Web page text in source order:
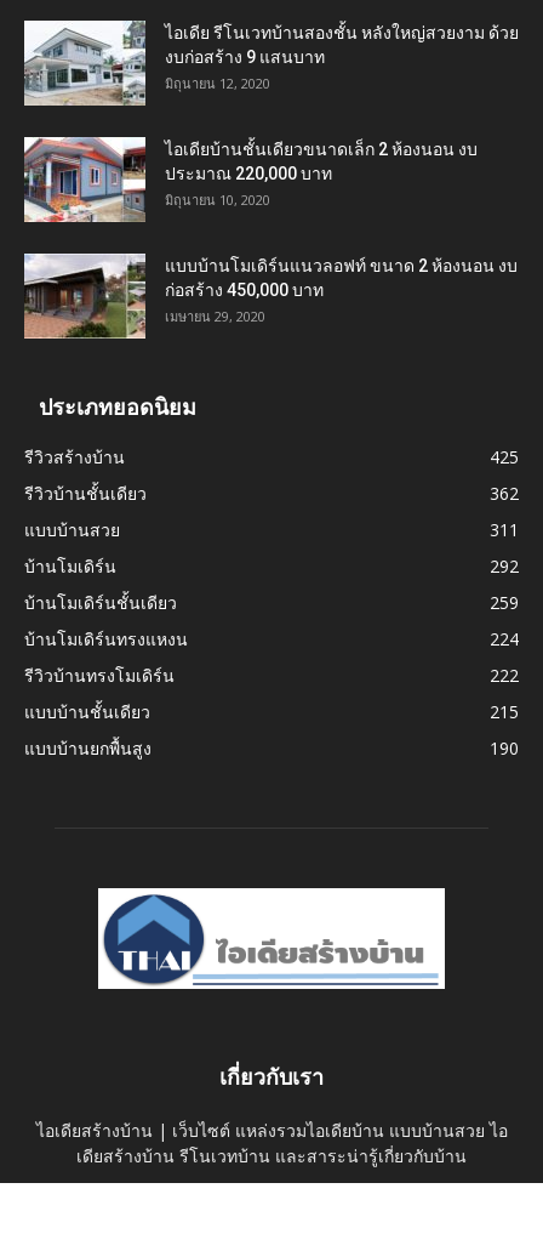
ไอเดีย รีโนเวทบ้านสองชั้น หลังใหญ่สวยงาม ด้วย
งบก่อสร้าง 9 แสนบาท
มิถุนายน 12, 2020
ไอเดียบ้านชั้นเดียวขนาดเล็ก 2 ห้องนอน งบ
ประมาณ 220,000 บาท
มิถุนายน 10, 2020
แบบบ้านโมเดิร์นแนวลอฟท์ ขนาด 2 ห้องนอน งบ
ก่อสร้าง 450,000 บาท
เมษายน 29, 2020
ประเภทยอดนิยม
รีวิวสร้างบ้าน
425
รีวิวบ้านชั้นเดียว
362
แบบบ้านสวย
311
บ้านโมเดิร์น
292
บ้านโมเดิร์นชั้นเดียว
259
บ้านโมเดิร์นทรงแหงน
224
รีวิวบ้านทรงโมเดิร์น
222
แบบบ้านชั้นเดียว
215
แบบบ้านยกพื้นสูง
190
เกี่ยวกับเรา
ไอเดียสร้างบ้าน | เว็บไซต์ แหล่งรวมไอเดียบ้าน แบบบ้านสวย ไอ
เดียสร้างบ้าน รีโนเวทบ้าน และสาระน่ารู้เกี่ยวกับบ้าน